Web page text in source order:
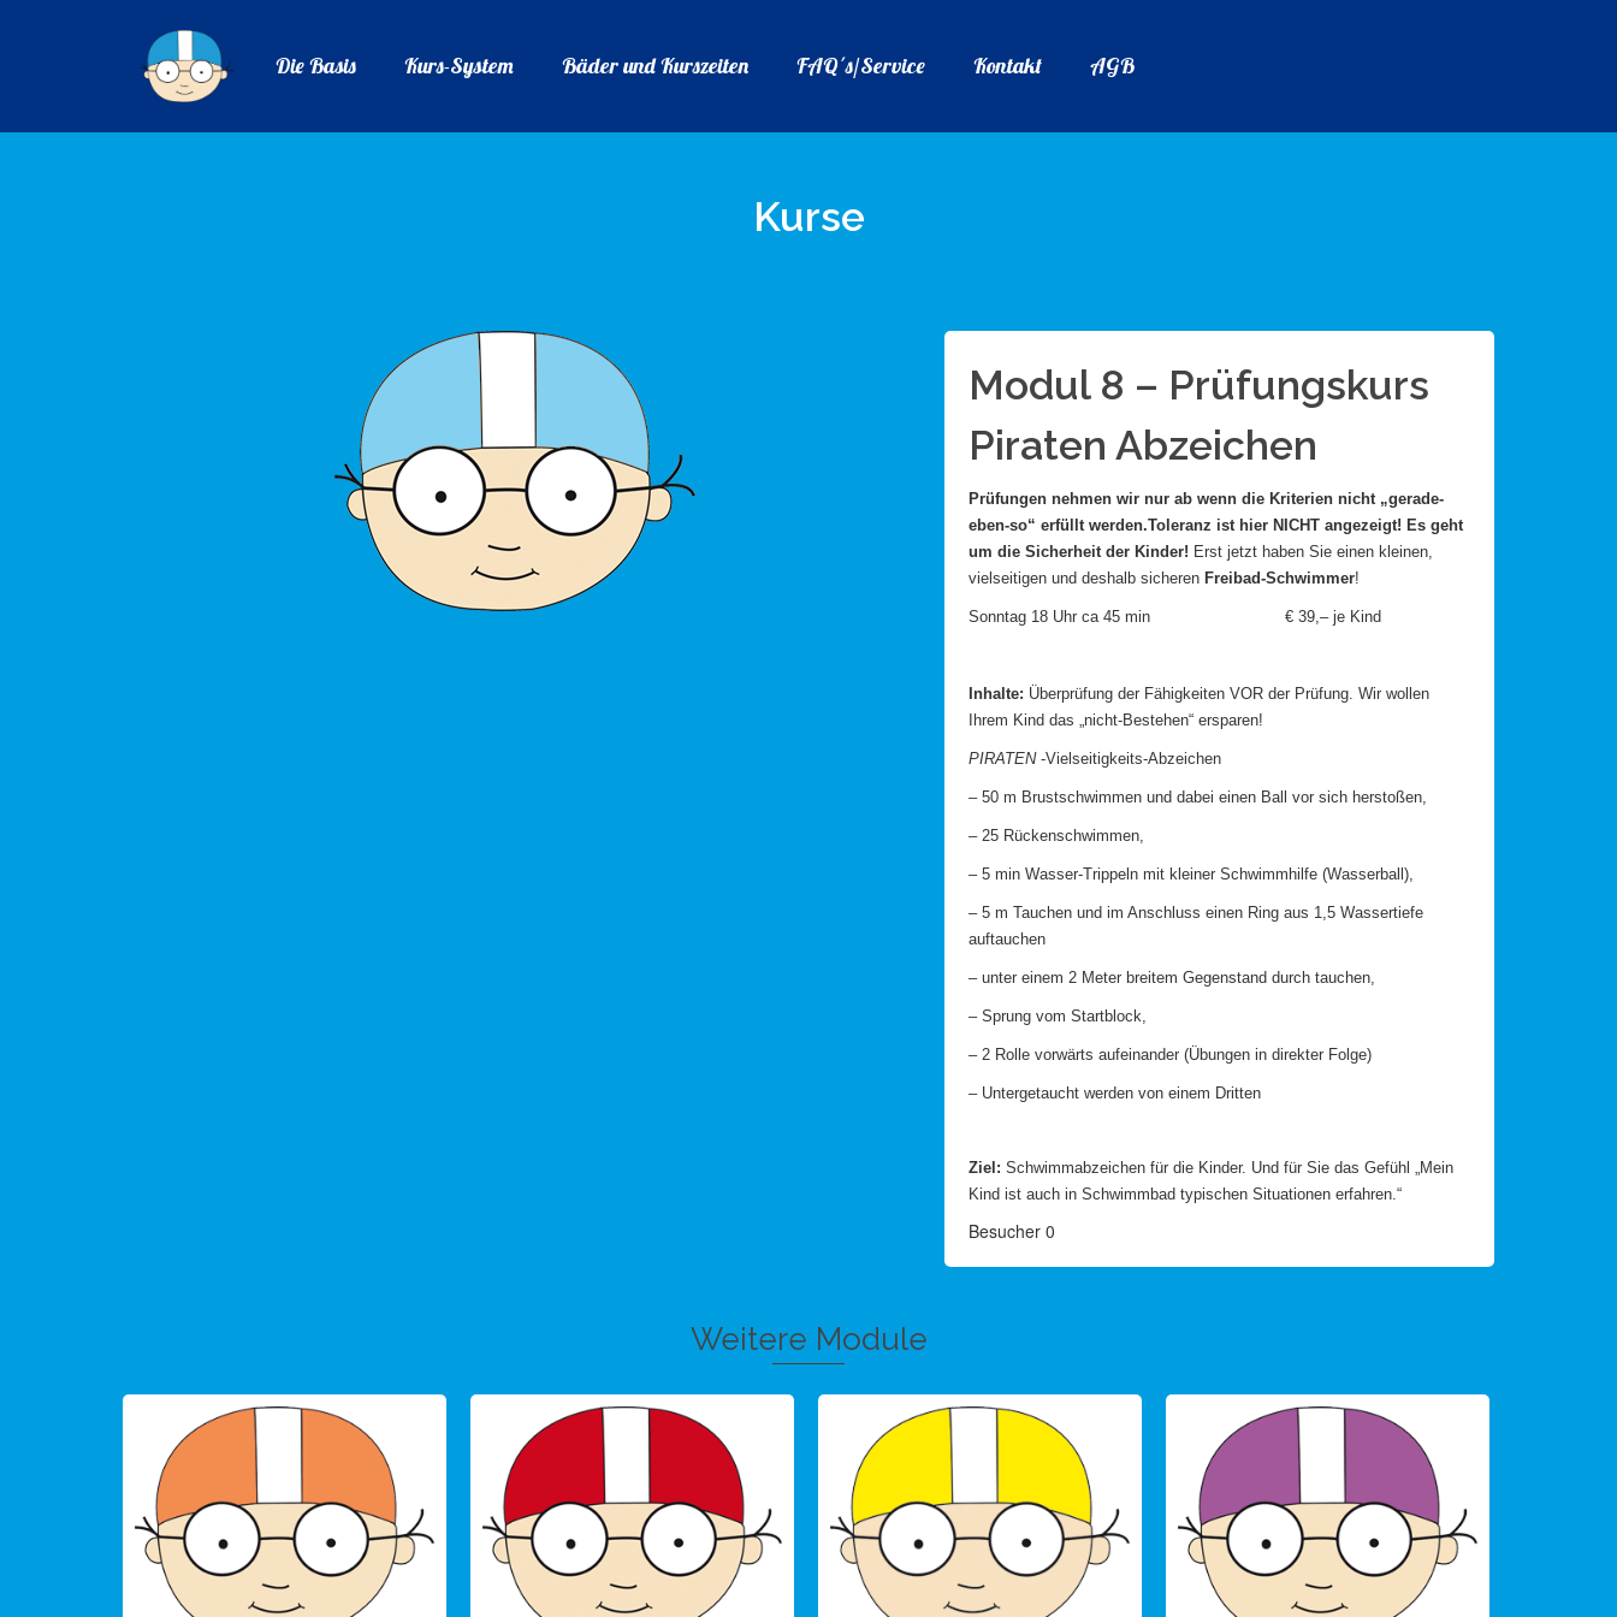
Die Basis Kurs-System Bäder und Kurszeiten FAQ´s/Service Kontakt AGB
Kurse
Modul 8 – Prüfungskurs
Piraten Abzeichen
Prüfungen nehmen wir nur ab wenn die Kriterien nicht „gerade-
eben-so“ erfüllt werden.Toleranz ist hier NICHT angezeigt! Es geht
um die Sicherheit der Kinder! Erst jetzt haben Sie einen kleinen,
vielseitigen und deshalb sicheren Freibad-Schwimmer!
Sonntag 18 Uhr ca 45 min € 39,– je Kind
Inhalte: Überprüfung der Fähigkeiten VOR der Prüfung. Wir wollen
Ihrem Kind das „nicht-Bestehen“ ersparen!
PIRATEN -Vielseitigkeits-Abzeichen
– 50 m Brustschwimmen und dabei einen Ball vor sich herstoßen,
– 25 Rückenschwimmen,
– 5 min Wasser-Trippeln mit kleiner Schwimmhilfe (Wasserball),
– 5 m Tauchen und im Anschluss einen Ring aus 1,5 Wassertiefe
auftauchen
– unter einem 2 Meter breitem Gegenstand durch tauchen,
– Sprung vom Startblock,
– 2 Rolle vorwärts aufeinander (Übungen in direkter Folge)
– Untergetaucht werden von einem Dritten
Ziel: Schwimmabzeichen für die Kinder. Und für Sie das Gefühl „Mein
Kind ist auch in Schwimmbad typischen Situationen erfahren.“
Besucher 0
Weitere Module